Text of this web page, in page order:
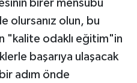
birer mensubu
olursanız olun, bu
"kalite odaklı eğitim"in
başarıya ulaşacak
adım önde